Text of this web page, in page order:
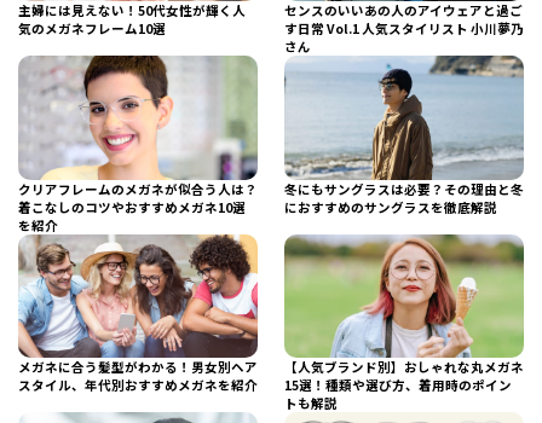
主婦には見えない！50代女性が輝く人
気のメガネフレーム10選
センスのいいあの人のアイウェアと過ご
す日常 Vol.1 人気スタイリスト 小川夢乃
さん
クリアフレームのメガネが似合う人は？
着こなしのコツやおすすめメガネ10選
を紹介
冬にもサングラスは必要？その理由と冬
におすすめのサングラスを徹底解説
メガネに合う髪型がわかる！男女別ヘア
スタイル、年代別おすすめメガネを紹介
【人気ブランド別】おしゃれな丸メガネ
15選！種類や選び方、着用時のポイン
トも解説